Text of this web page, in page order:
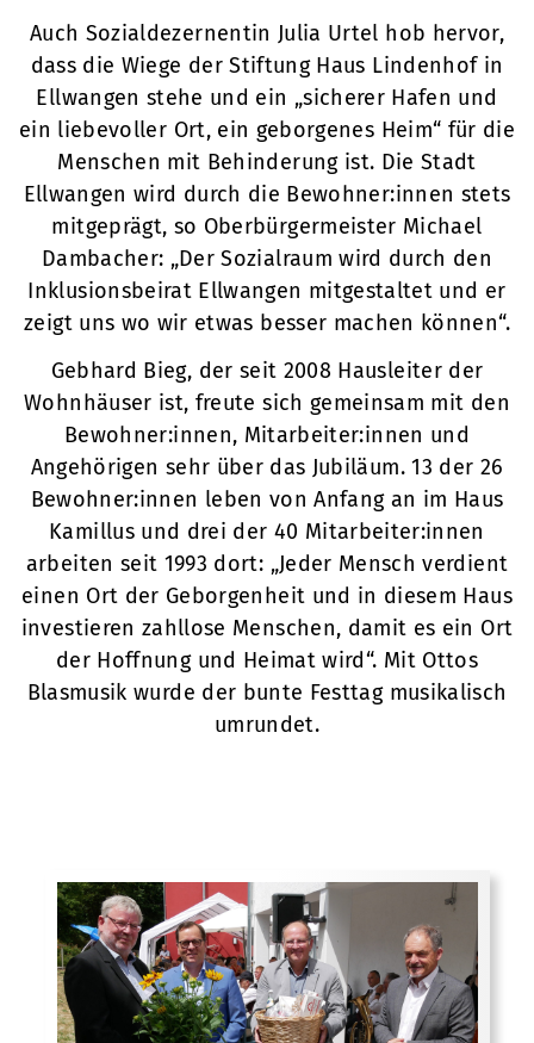
Auch Sozialdezernentin Julia Urtel hob hervor,
dass die Wiege der Stiftung Haus Lindenhof in
Ellwangen stehe und ein „sicherer Hafen und
ein liebevoller Ort, ein geborgenes Heim“ für die
Menschen mit Behinderung ist. Die Stadt
Ellwangen wird durch die Bewohner:innen stets
mitgeprägt, so Oberbürgermeister Michael
Dambacher: „Der Sozialraum wird durch den
Inklusionsbeirat Ellwangen mitgestaltet und er
zeigt uns wo wir etwas besser machen können“.
Gebhard Bieg, der seit 2008 Hausleiter der
Wohnhäuser ist, freute sich gemeinsam mit den
Bewohner:innen, Mitarbeiter:innen und
Angehörigen sehr über das Jubiläum. 13 der 26
Bewohner:innen leben von Anfang an im Haus
Kamillus und drei der 40 Mitarbeiter:innen
arbeiten seit 1993 dort: „Jeder Mensch verdient
einen Ort der Geborgenheit und in diesem Haus
investieren zahllose Menschen, damit es ein Ort
der Hoffnung und Heimat wird“. Mit Ottos
Blasmusik wurde der bunte Festtag musikalisch
umrundet.